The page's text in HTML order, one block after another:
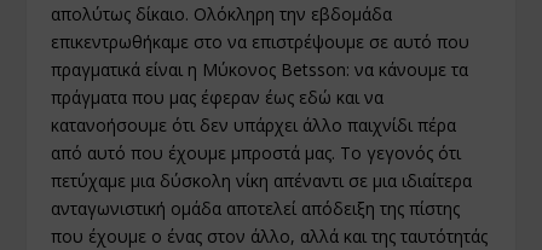
απολύτως δίκαιο. Ολόκληρη την εβδομάδα
επικεντρωθήκαμε στο να επιστρέψουμε σε αυτό που
πραγματικά είναι η Μύκονος Betsson: να κάνουμε τα
πράγματα που μας έφεραν έως εδώ και να
κατανοήσουμε ότι δεν υπάρχει άλλο παιχνίδι πέρα
από αυτό που έχουμε μπροστά μας. Το γεγονός ότι
πετύχαμε μια δύσκολη νίκη απέναντι σε μια ιδιαίτερα
ανταγωνιστική ομάδα αποτελεί απόδειξη της πίστης
που έχουμε ο ένας στον άλλο, αλλά και της ταυτότητάς